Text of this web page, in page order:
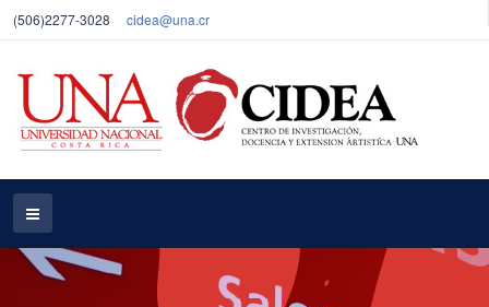
(506)2277-3028 cidea@una.cr